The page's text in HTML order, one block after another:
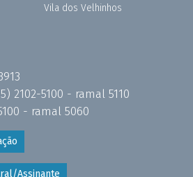
Vila dos Velhinhos
2102-5100 - ramal 5110
- ramal 5060
Assinante